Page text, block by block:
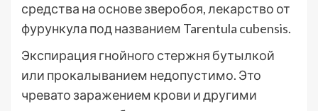
средства на основе зверобоя, лекарство от
фурункула под названием Tarentula cubensis.
Экспирация гнойного стержня бутылкой
или прокалыванием недопустимо. Это
чревато заражением крови и другими